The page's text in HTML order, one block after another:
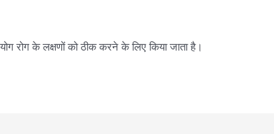
रोग के लक्षणों को ठीक करने के लिए किया जाता है।